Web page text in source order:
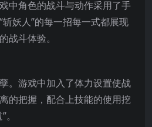
中角色的战斗与动作采用了手
妖人”的每一招每一式都展现
战斗体验。
。游戏中加入了体力设置使战
的把握，配合上技能的使用挖